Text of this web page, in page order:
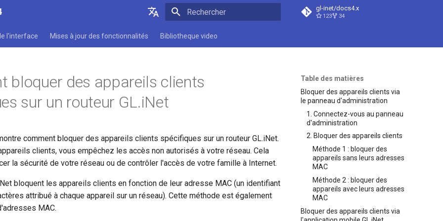
English
Français
Italiano
Polski
gl-inet/docs4.x
123 34
l'interface Mises à jour des fonctionnalités Bibliotheque video
Table des matières
Bloquer des appareils clients via
le panneau d'administration
1. Connectez-vous au panneau
d'administration
2. Bloquer des appareils clients
Méthode 1 : bloquer des
appareils sans leurs adresses
MAC
Méthode 2 : bloquer des
appareils avec leurs adresses
MAC
Bloquer des appareils clients via
bloquer des appareils clients
sur un routeur GL.iNet
comment bloquer des appareils clients spécifiques sur un routeur GL.iNet.
clients, vous empêchez les accès non autorisés à votre réseau. Cela
la sécurité de votre réseau ou de contrôler l'accès de votre famille à Internet.
bloquent les appareils clients en fonction de leur adresse MAC (un identifiant
attribué à chaque appareil sur un réseau). Cette méthode est également
MAC.